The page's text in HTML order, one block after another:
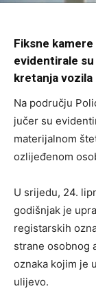
Fiksne
evidentirale
kretanja vozila
Na području
jučer su
materijalnom
ozlijeđenom
U srijedu, 24.
godišnjak je
registarskih
strane osobnog
oznaka kojim je
ulijevo.